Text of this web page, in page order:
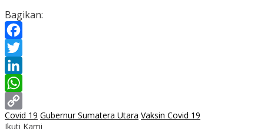
Bagikan:
Facebook
Twitter
LinkedIn
WhatsApp
Copy
Covid 19 Gubernur Sumatera Utara Vaksin Covid 19
Ikuti Kami